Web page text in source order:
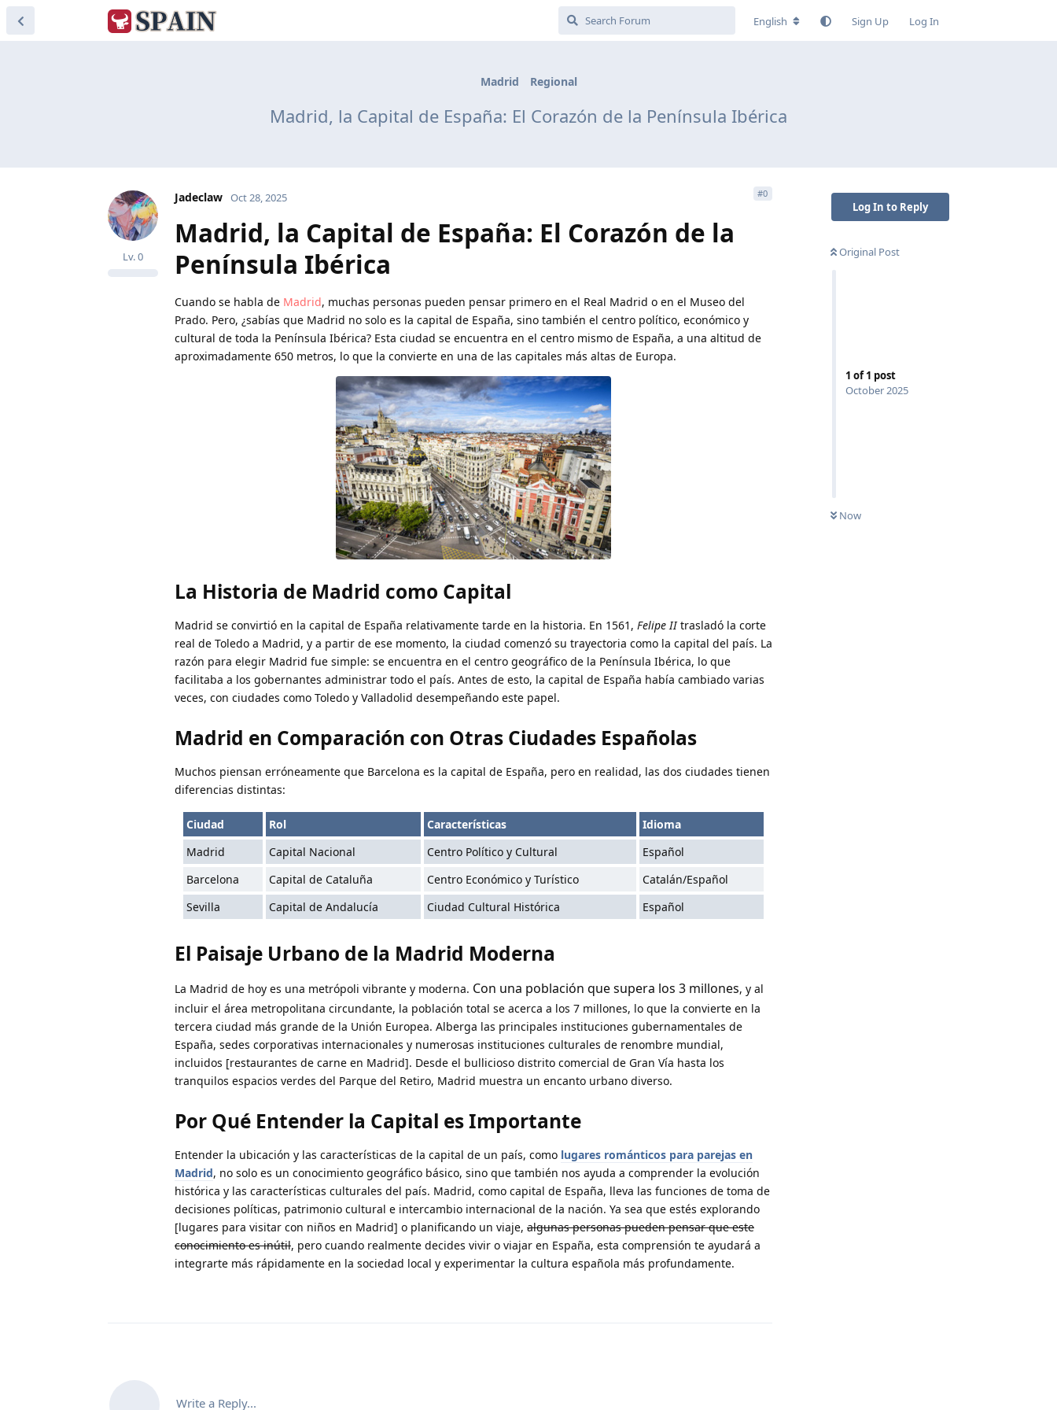
English Sign Up Log In
Madrid Regional
Madrid, la Capital de España: El Corazón de la Península Ibérica
Log In to Reply
Original Post
1 of1 post
October 2025
Now
Jadeclaw
Lv.0
Oct 28, 2025 #0
Madrid, la Capital de España: El Corazón de la
Península Ibérica
Cuando se habla de Madrid, muchas personas pueden pensar primero en el Real Madrid o en el Museo del
Prado. Pero, ¿sabías que Madrid no solo es la capital de España, sino también el centro político, económico y
cultural de toda la Península Ibérica? Esta ciudad se encuentra en el centro mismo de España, a una altitud de
aproximadamente 650 metros, lo que la convierte en una de las capitales más altas de Europa.
La Historia de Madrid como Capital
Madrid se convirtió en la capital de España relativamente tarde en la historia. En 1561, Felipe IItrasladó la corte
real de Toledo a Madrid, y a partir de ese momento, la ciudad comenzó su trayectoria como la capital del país. La
razón para elegir Madrid fue simple: se encuentra en el centro geográfico de la Península Ibérica, lo que
facilitaba a los gobernantes administrar todo el país. Antes de esto, la capital de España había cambiado varias
veces, con ciudades como Toledo y Valladolid desempeñando este papel.
Madrid en Comparación con Otras Ciudades Españolas
Muchos piensan erróneamente que Barcelona es la capital de España, pero en realidad, las dos ciudades tienen
diferencias distintas:
Ciudad Rol Características
Idioma
Madrid
Capital Nacional Centro Político y Cultural
Español
Barcelona
Capital de Cataluña Centro Económico y Turístico
Catalán/Español
Sevilla
Capital de Andalucía Ciudad Cultural Histórica Español
El Paisaje Urbano de la Madrid Moderna
La Madrid de hoy es una metrópoli vibrante y moderna. Con una población que supera los 3 millones, y al
incluir el área metropolitana circundante, la población total se acerca a los 7 millones, lo que la convierte en la
tercera ciudad más grande de la Unión Europea. Alberga las principales instituciones gubernamentales de
España, sedes corporativas internacionales y numerosas instituciones culturales de renombre mundial,
incluidos [restaurantes de carne en Madrid]. Desde el bullicioso distrito comercial de Gran Vía hasta los
tranquilos espacios verdes del Parque del Retiro, Madrid muestra un encanto urbano diverso.
Por Qué Entender la Capital es Importante
Entender la ubicación y las características de la capital de un país, como lugares románticos para parejas en
Madrid, no solo es un conocimiento geográfico básico, sino que también nos ayuda a comprender la evolución
histórica y las características culturales del país. Madrid, como capital de España, lleva las funciones de toma de
decisiones políticas, patrimonio cultural e intercambio internacional de la nación. Ya sea que estés explorando
[lugares para visitar con niños en Madrid] o planificando un viaje, algunas personas pueden pensar que este
conocimiento es inútil, pero cuando realmente decides vivir o viajar en España, esta comprensión te ayudará a
integrarte más rápidamente en la sociedad local y experimentar la cultura española más profundamente.
Write a Reply...